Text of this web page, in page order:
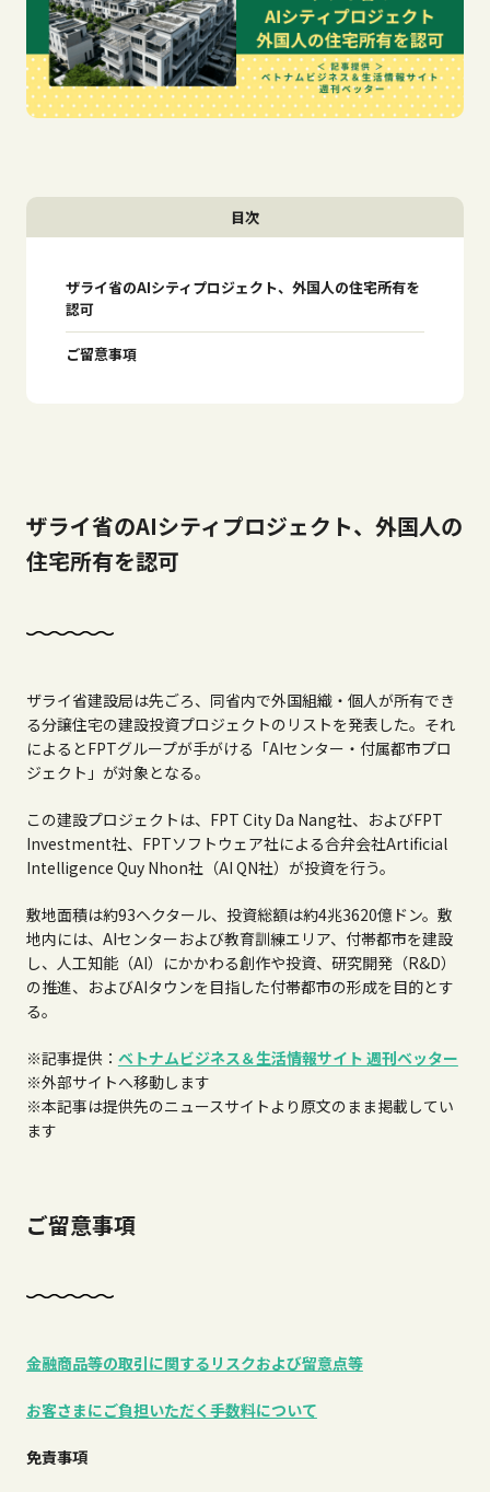
目次
ザライ省のAIシティプロジェクト、外国人の住宅所有を
認可
ご留意事項
ザライ省のAIシティプロジェクト、外国人の
住宅所有を認可
ザライ省建設局は先ごろ、同省内で外国組織・個人が所有でき
る分譲住宅の建設投資プロジェクトのリストを発表した。それ
によるとFPTグループが手がける「AIセンター・付属都市プロ
ジェクト」が対象となる。
この建設プロジェクトは、 FPT City Da Nang社、およびFPT
Investment社、 FPTソフトウェア社による合弁会社Artificial
Intelligence Quy Nhon社（AI QN社）が投資を行う。
敷地面積は約93ヘクタール、投資総額は約4兆3620億ドン。敷
地内には、 AIセンターおよび教育訓練エリア、付帯都市を建設
し、人工知能（AI）にかかわる創作や投資、研究開発（R&D）
の推進、およびAIタウンを目指した付帯都市の形成を目的とす
る。
※記事提供： ベトナムビジネス＆生活情報サイト 週刊ベッター
※外部サイトへ移動します
※本記事は提供先のニュースサイトより原文のまま掲載してい
ます
ご留意事項
金融商品等の取引に関するリスクおよび留意点等
お客さまにご負担いただく手数料について
免責事項